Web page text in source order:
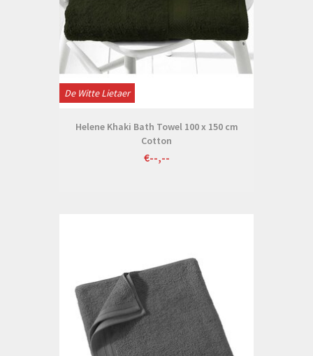
De Witte Lietaer
Helene Khaki Bath Towel 100 x 150 cm
Cotton
€--,--